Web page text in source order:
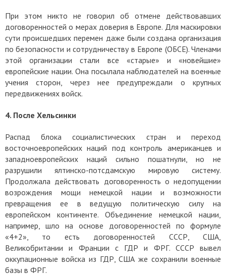
При этом никто не говорил об отмене действовавших
договоренностей о мерах доверия в Европе. Для маскировки
сути происшедших перемен даже были создана организация
по безопасности и сотрудничеству в Европе (ОБСЕ). Членами
этой организации стали все «старые» и «новейшие»
европейские нации. Она посылала наблюдателей на военные
учения сторон, через нее предупреждали о крупных
передвижениях войск.
4. После Хельсинки
Распад блока социалистических стран и переход
восточноевропейских наций под контроль американцев и
западноевропейских наций сильно пошатнули, но не
разрушили ялтинско-потсдамскую мировую систему.
Продолжала действовать договоренность о недопущении
возрождения мощи немецкой нации и возможности
превращения ее в ведущую политическую силу на
европейском континенте. Объединение немецкой нации,
например, шло на основе договоренностей по формуле
«4+2», то есть договоренностей СССР, США,
Великобритании и Франции с ГДР и ФРГ. СССР вывел
оккупационные войска из ГДР, США же сохранили военные
базы в ФРГ.